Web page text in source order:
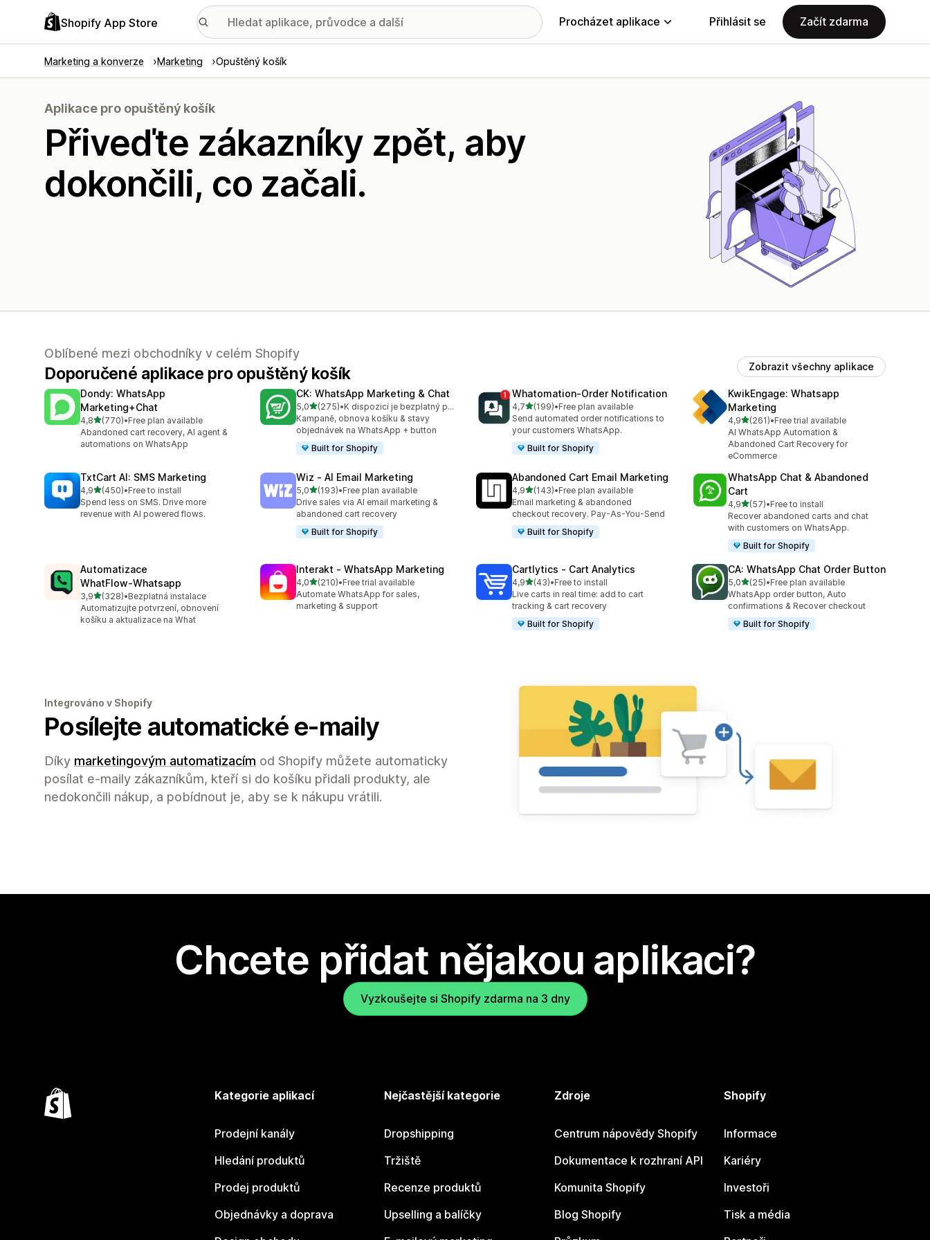
Shopify App Store Procházet aplikace Přihlásit se Začít zdarma
Marketing a konverze Marketing Opuštěný košík
Aplikace pro opuštěný košík
Přiveďte zákazníky zpět, aby
dokončili, co začali.
Oblíbené mezi obchodníky v celém Shopify
Doporučené aplikace pro opuštěný košík Zobrazit všechny aplikace
Dondy: WhatsApp
Marketing+Chat
4,8z 5 hvězd
(770)
Celkový počet recenzí: 770
•Free plan available
Abandoned cart recovery, AI agent &
automations on WhatsApp
CK: WhatsApp Marketing & Chat
5,0z 5 hvězd
(275)
Celkový počet recenzí: 275
•
K dispozici je bezplatný plán
Kampaně, obnova košíku & stavy
objednávek na WhatsApp + button
Built for Shopify
Whatomation‑Order Notification
4,7z 5 hvězd
(199)
Celkový počet recenzí: 199
•Free plan available
Send automated order notifications to
your customers WhatsApp.
Built for Shopify
KwikEngage: Whatsapp
Marketing
4,9z 5 hvězd
(261)
Celkový počet recenzí: 261
•Free trial available
AI WhatsApp Automation &
Abandoned Cart Recovery for
eCommerce
TxtCart AI: SMS Marketing
4,9z 5 hvězd
(450)
Celkový počet recenzí: 450
•Free to install
Spend less on SMS. Drive more
revenue with AI powered flows.
Wiz ‑ AI Email Marketing
5,0z 5 hvězd
(193)
Celkový počet recenzí: 193
•Free plan available
Drive sales via AI email marketing &
abandoned cart recovery
Built for Shopify
Abandoned Cart Email Marketing
4,9z 5 hvězd
(143)
Celkový počet recenzí: 143
•Free plan available
Email marketing & abandoned
checkout recovery. Pay-As-You-Send
Built for Shopify
WhatsApp Chat & Abandoned
Cart
4,9z 5 hvězd
(57)
Celkový počet recenzí: 57
•Free to install
Recover abandoned carts and chat
with customers on WhatsApp.
Built for Shopify
Automatizace
WhatFlow‑Whatsapp
3,9z 5 hvězd
(328)
Celkový počet recenzí: 328
•Bezplatná instalace
Automatizujte potvrzení, obnovení
košíku a aktualizace na What
Interakt ‑ WhatsApp Marketing
4,0z 5 hvězd
(210)
Celkový počet recenzí: 210
•Free trial available
Automate WhatsApp for sales,
marketing & support
Cartlytics ‑ Cart Analytics
4,9z 5 hvězd
(43)
Celkový počet recenzí: 43
•Free to install
Live carts in real time: add to cart
tracking & cart recovery
Built for Shopify
CA: WhatsApp Chat Order Button
5,0z 5 hvězd
(25)
Celkový počet recenzí: 25
•Free plan available
WhatsApp order button, Auto
confirmations & Recover checkout
Built for Shopify
Integrováno v Shopify
Posílejte automatické e-maily
Díky marketingovým automatizacím od Shopify můžete automaticky
posílat e-maily zákazníkům, kteří si do košíku přidali produkty, ale
nedokončili nákup, a pobídnout je, aby se k nákupu vrátili.
Chcete přidat nějakou aplikaci?
Vyzkoušejte si Shopify zdarma na 3 dny
Kategorie aplikací
Prodejní kanály
Hledání produktů
Prodej produktů
Objednávky a doprava
Nejčastější kategorie
Dropshipping
Tržiště
Recenze produktů
Upselling a balíčky
Zdroje
Centrum nápovědy Shopify
Dokumentace k rozhraní API
Komunita Shopify
Blog Shopify
Shopify
Informace
Kariéry
Investoři
Tisk a média